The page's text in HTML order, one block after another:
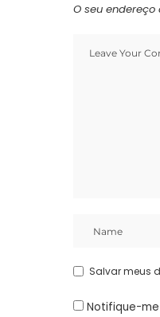
O seu
Salvar meus
Notifique-